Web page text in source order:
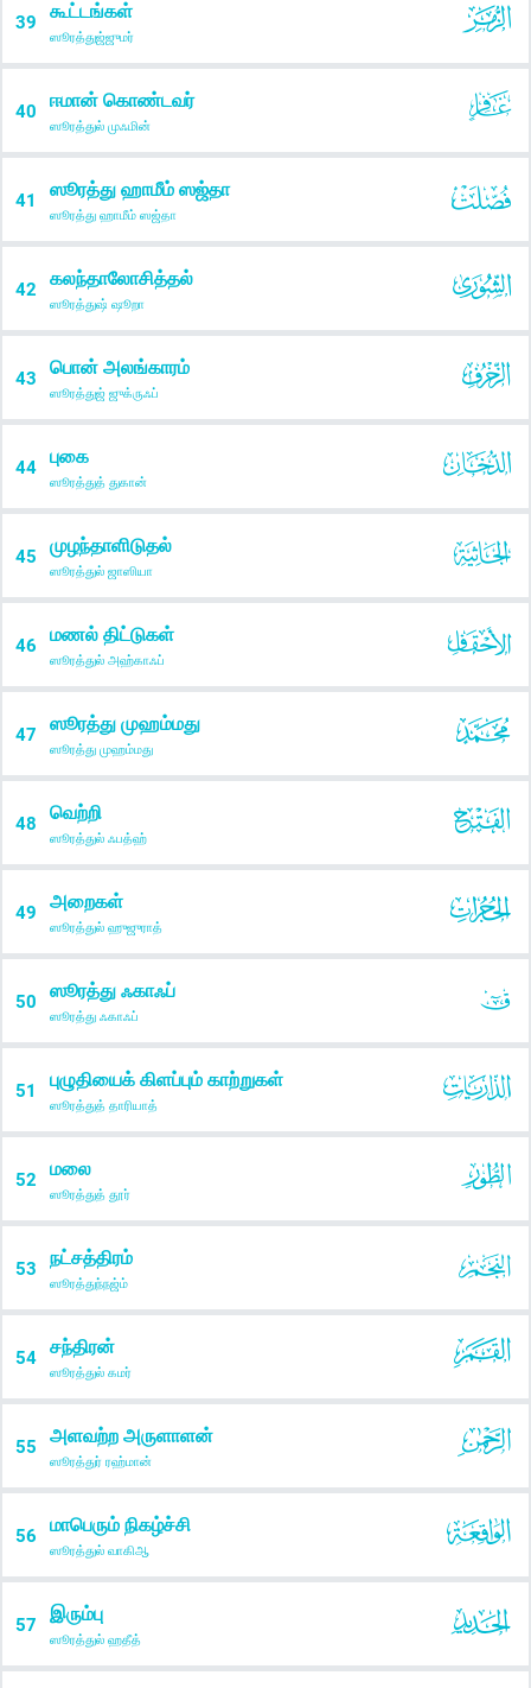
39 கூட்டங்கள்
ஸூரத்துஜ்ஜுமர்
40 ஈமான் கொண்டவர்
ஸூரத்துல் முஃமின்
41 ஸூரத்து ஹாமீம் ஸஜ்தா
ஸூரத்து ஹாமீம் ஸஜ்தா
42 கலந்தாலோசித்தல்
ஸூரத்துஷ் ஷூறா
43 பொன் அலங்காரம்
ஸூரத்துஜ் ஜுக்ருஃப்
44 புகை
ஸூரத்துத் துகான்
45 முழந்தாளிடுதல்
ஸூரத்துல் ஜாஸியா
46 மணல் திட்டுகள்
ஸூரத்துல் அஹ்காஃப்
47 ஸூரத்து முஹம்மது
ஸூரத்து முஹம்மது
48 வெற்றி
ஸூரத்துல் ஃபத்ஹ்
49 அறைகள்
ஸூரத்துல் ஹுஜுராத்
50 ஸூரத்து ஃகாஃப்
ஸூரத்து ஃகாஃப்
51 புழுதியைக் கிளப்பும் காற்றுகள்
ஸூரத்துத் தாரியாத்
52 மலை
ஸூரத்துத் தூர்
53 நட்சத்திரம்
ஸூரத்துந்நஜ்ம்
54 சந்திரன்
ஸூரத்துல் கமர்
55 அளவற்ற அருளாளன்
ஸூரத்துர் ரஹ்மான்
56 மாபெரும் நிகழ்ச்சி
ஸூரத்துல் வாகிஆ
57 இரும்பு
ஸூரத்துல் ஹதீத்